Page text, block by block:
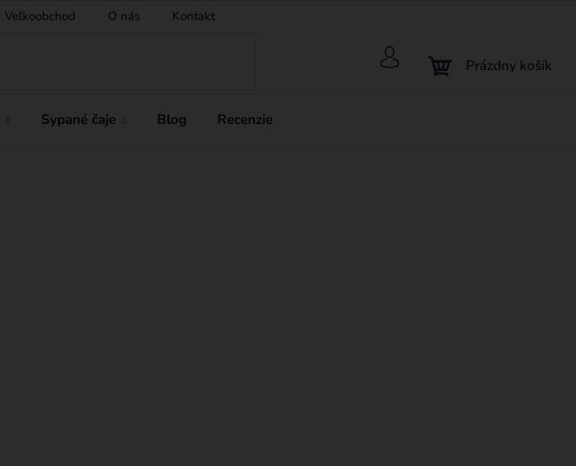
Veľkoobchod O nás Kontakt
NÁKUPNÝ
Prázdny košík
Sypané čaje Blog Recenzie